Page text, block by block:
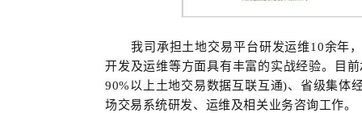
我司承担土地交易平台研发运维10余年
开发及运维等方面具有丰富的实战经验。
目
90%以上土地交易数据互联互通)、省级集体
场交易系统研发、运维及相关业务咨询工作。